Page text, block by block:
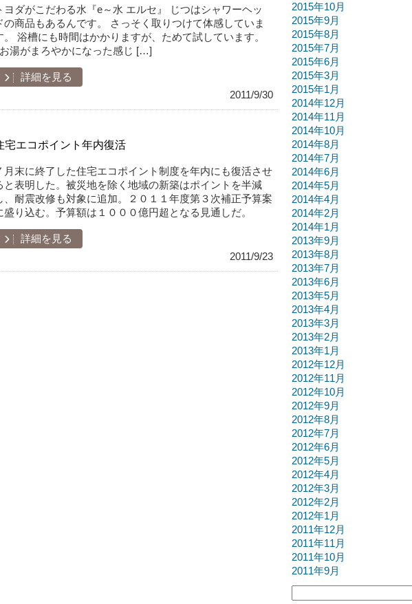
ヨダがこだわる水『e～水 エルセ』 じつはシャワーヘッ
の商品もあるんです。 さっそく取りつけて体感していま
。 浴槽にも時間はかかりますが、ためて試しています。
湯がまろやかになった感じ […]
詳細を見る
2011/9/30
宅エコポイント年内復活
月末に終了した住宅エコポイント制度を年内にも復活させ
と表明した。被災地を除く地域の新築はポイントを半減
、耐震改修も対象に追加。２０１１年度第３次補正予算案
盛り込む。予算額は１０００億円超となる見通しだ。
詳細を見る
2011/9/23
2015年10月
2015年9月
2015年8月
2015年7月
2015年6月
2015年3月
2015年1月
2014年12月
2014年11月
2014年10月
2014年8月
2014年7月
2014年6月
2014年5月
2014年4月
2014年2月
2014年1月
2013年9月
2013年8月
2013年7月
2013年6月
2013年5月
2013年4月
2013年3月
2013年2月
2013年1月
2012年12月
2012年11月
2012年10月
2012年9月
2012年8月
2012年7月
2012年6月
2012年5月
2012年4月
2012年3月
2012年2月
2012年1月
2011年12月
2011年11月
2011年10月
2011年9月